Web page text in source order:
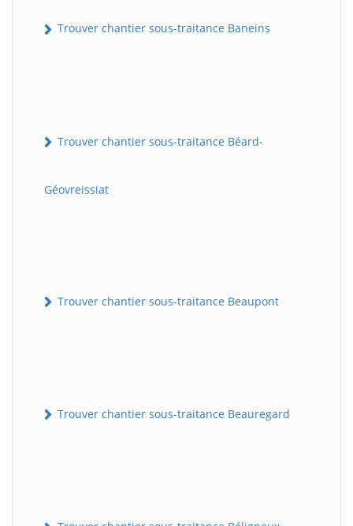
Trouver chantier sous-traitance Baneins
Trouver chantier sous-traitance Béard-
Géovreissiat
Trouver chantier sous-traitance Beaupont
Trouver chantier sous-traitance Beauregard